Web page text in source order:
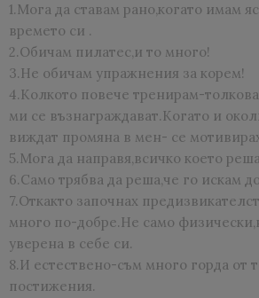
1.Мога да ставам рано,когато имам
времето си .
2.Обичам пилатес,и то много!
3.Не обичам упражнения за корем!
4.Колкото повече тренирам-
ми се възнаграждават.Когато и
виждат промяна в мен- се
5.Мога да направя,всичко което
6.Само трябва да реша,че го искам
7.Откакто започнах
много по-добре.Не само
уверена в себе си.
8.И естествено-съм много горда от
постижения.